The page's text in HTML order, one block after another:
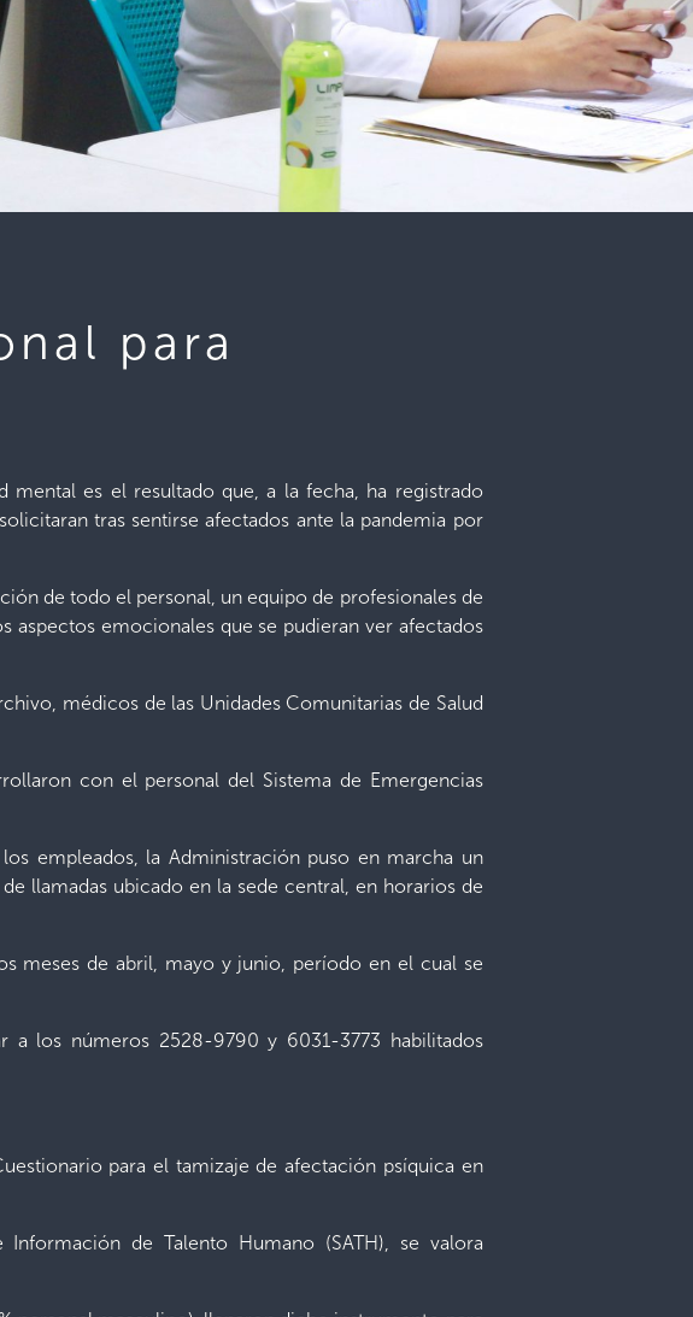
para
mental es el resultado que, a la fecha, ha registrado
tras sentirse afectados ante la pandemia por
de todo el personal, un equipo de profesionales de
aspectos emocionales que se pudieran ver afectados
médicos de las Unidades Comunitarias de Salud
con el personal del Sistema de Emergencias
empleados, la Administración puso en marcha un
llamadas ubicado en la sede central, en horarios de
meses de abril, mayo y junio, período en el cual se
a los números 2528-9790 y 6031-3773 habilitados
para el tamizaje de afectación psíquica en
de Talento Humano (SATH), se valora